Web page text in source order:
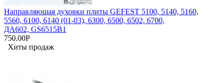
Направляющая духовки плиты GEFEST 5100, 5140, 5160,
5560, 6100, 6140 (01-03), 6300, 6500, 6502, 6700,
ДА602, GS6515B1
750.00Р
Хиты продаж